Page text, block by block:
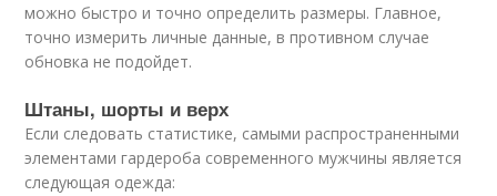
можно быстро и точно определить размеры. Главное,
точно измерить личные данные, в противном случае
обновка не подойдет.
Штаны, шорты и верх
Если следовать статистике, самыми распространенными
элементами гардероба современного мужчины является
следующая одежда: